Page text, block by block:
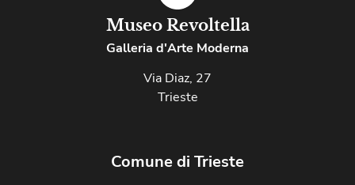
Museo Revoltella
Galleria d'Arte Moderna
Via Diaz, 27
Trieste
Comune di Trieste